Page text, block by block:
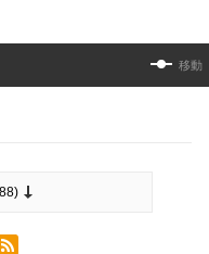
移動
)
フィード